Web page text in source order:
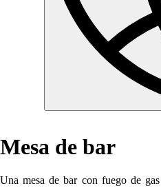
Mesa de bar
Una mesa de bar con fuego de